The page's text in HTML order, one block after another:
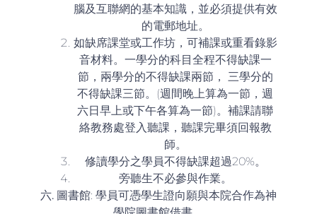
腦及互聯網的基本知識，並必須提供有效
的電郵地址。
如缺席課堂或工作坊，可補課或重看錄影
音材料。一學分的科目全程不得缺課一
節，兩學分的不得缺課兩節， 三學分的
不得缺課三節。(週間晚上算為一節，週
六日早上或下午各算為一節)。補課請聯
絡教務處登入聽課，聽課完畢須回報教
師。
修讀學分之學員不得缺課超過20%。
旁聽生不必參與作業。
六. 圖書館: 學員可憑學生證向願與本院合作為神